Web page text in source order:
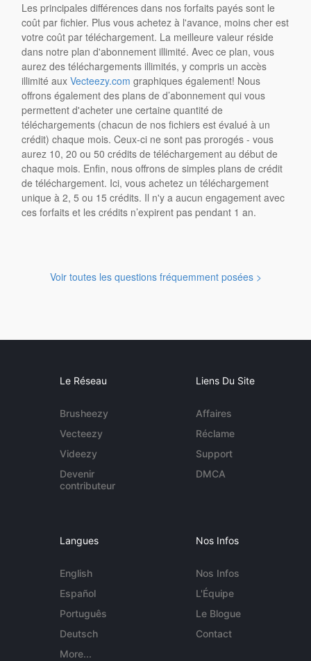
Les principales différences dans nos forfaits payés sont le
coût par fichier. Plus vous achetez à l'avance, moins cher est
votre coût par téléchargement. La meilleure valeur réside
dans notre plan d'abonnement illimité. Avec ce plan, vous
aurez des téléchargements illimités, y compris un accès
illimité auxVecteezy.com graphiques également! Nous
offrons également des plans de d’abonnement qui vous
permettent d'acheter une certaine quantité de
téléchargements (chacun de nos fichiers est évalué à un
crédit) chaque mois. Ceux-ci ne sont pas prorogés - vous
aurez 10, 20 ou 50 crédits de téléchargement au début de
chaque mois. Enfin, nous offrons de simples plans de crédit
de téléchargement. Ici, vous achetez un téléchargement
unique à 2, 5 ou 15 crédits. Il n'y a aucun engagement avec
ces forfaits et les crédits n’expirent pas pendant 1 an.
Voir toutes les questions fréquemment posées >
Le Réseau
Brusheezy
Vecteezy
Videezy
Devenir
contributeur
Liens Du Site
Affaires
Réclame
Support
DMCA
Langues
English
Español
Português
Deutsch
More...
Nos Infos
Nos Infos
L'Équipe
Le Blogue
Contact